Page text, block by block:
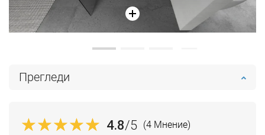
Прегледи
4.8/5 (4 Мнение)